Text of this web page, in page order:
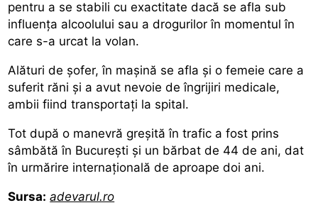
pentru a se stabili cu exactitate dacă se afla sub
influența alcoolului sau a drogurilor în momentul în
care s-a urcat la volan.
Alături de șofer, în mașină se afla și o femeie care a
suferit răni și a avut nevoie de îngrijiri medicale,
ambii fiind transportați la spital.
Tot după o manevră greșită în trafic a fost prins
sâmbătă în București și un bărbat de 44 de ani, dat
în urmărire internațională de aproape doi ani.
Sursa: adevarul.ro